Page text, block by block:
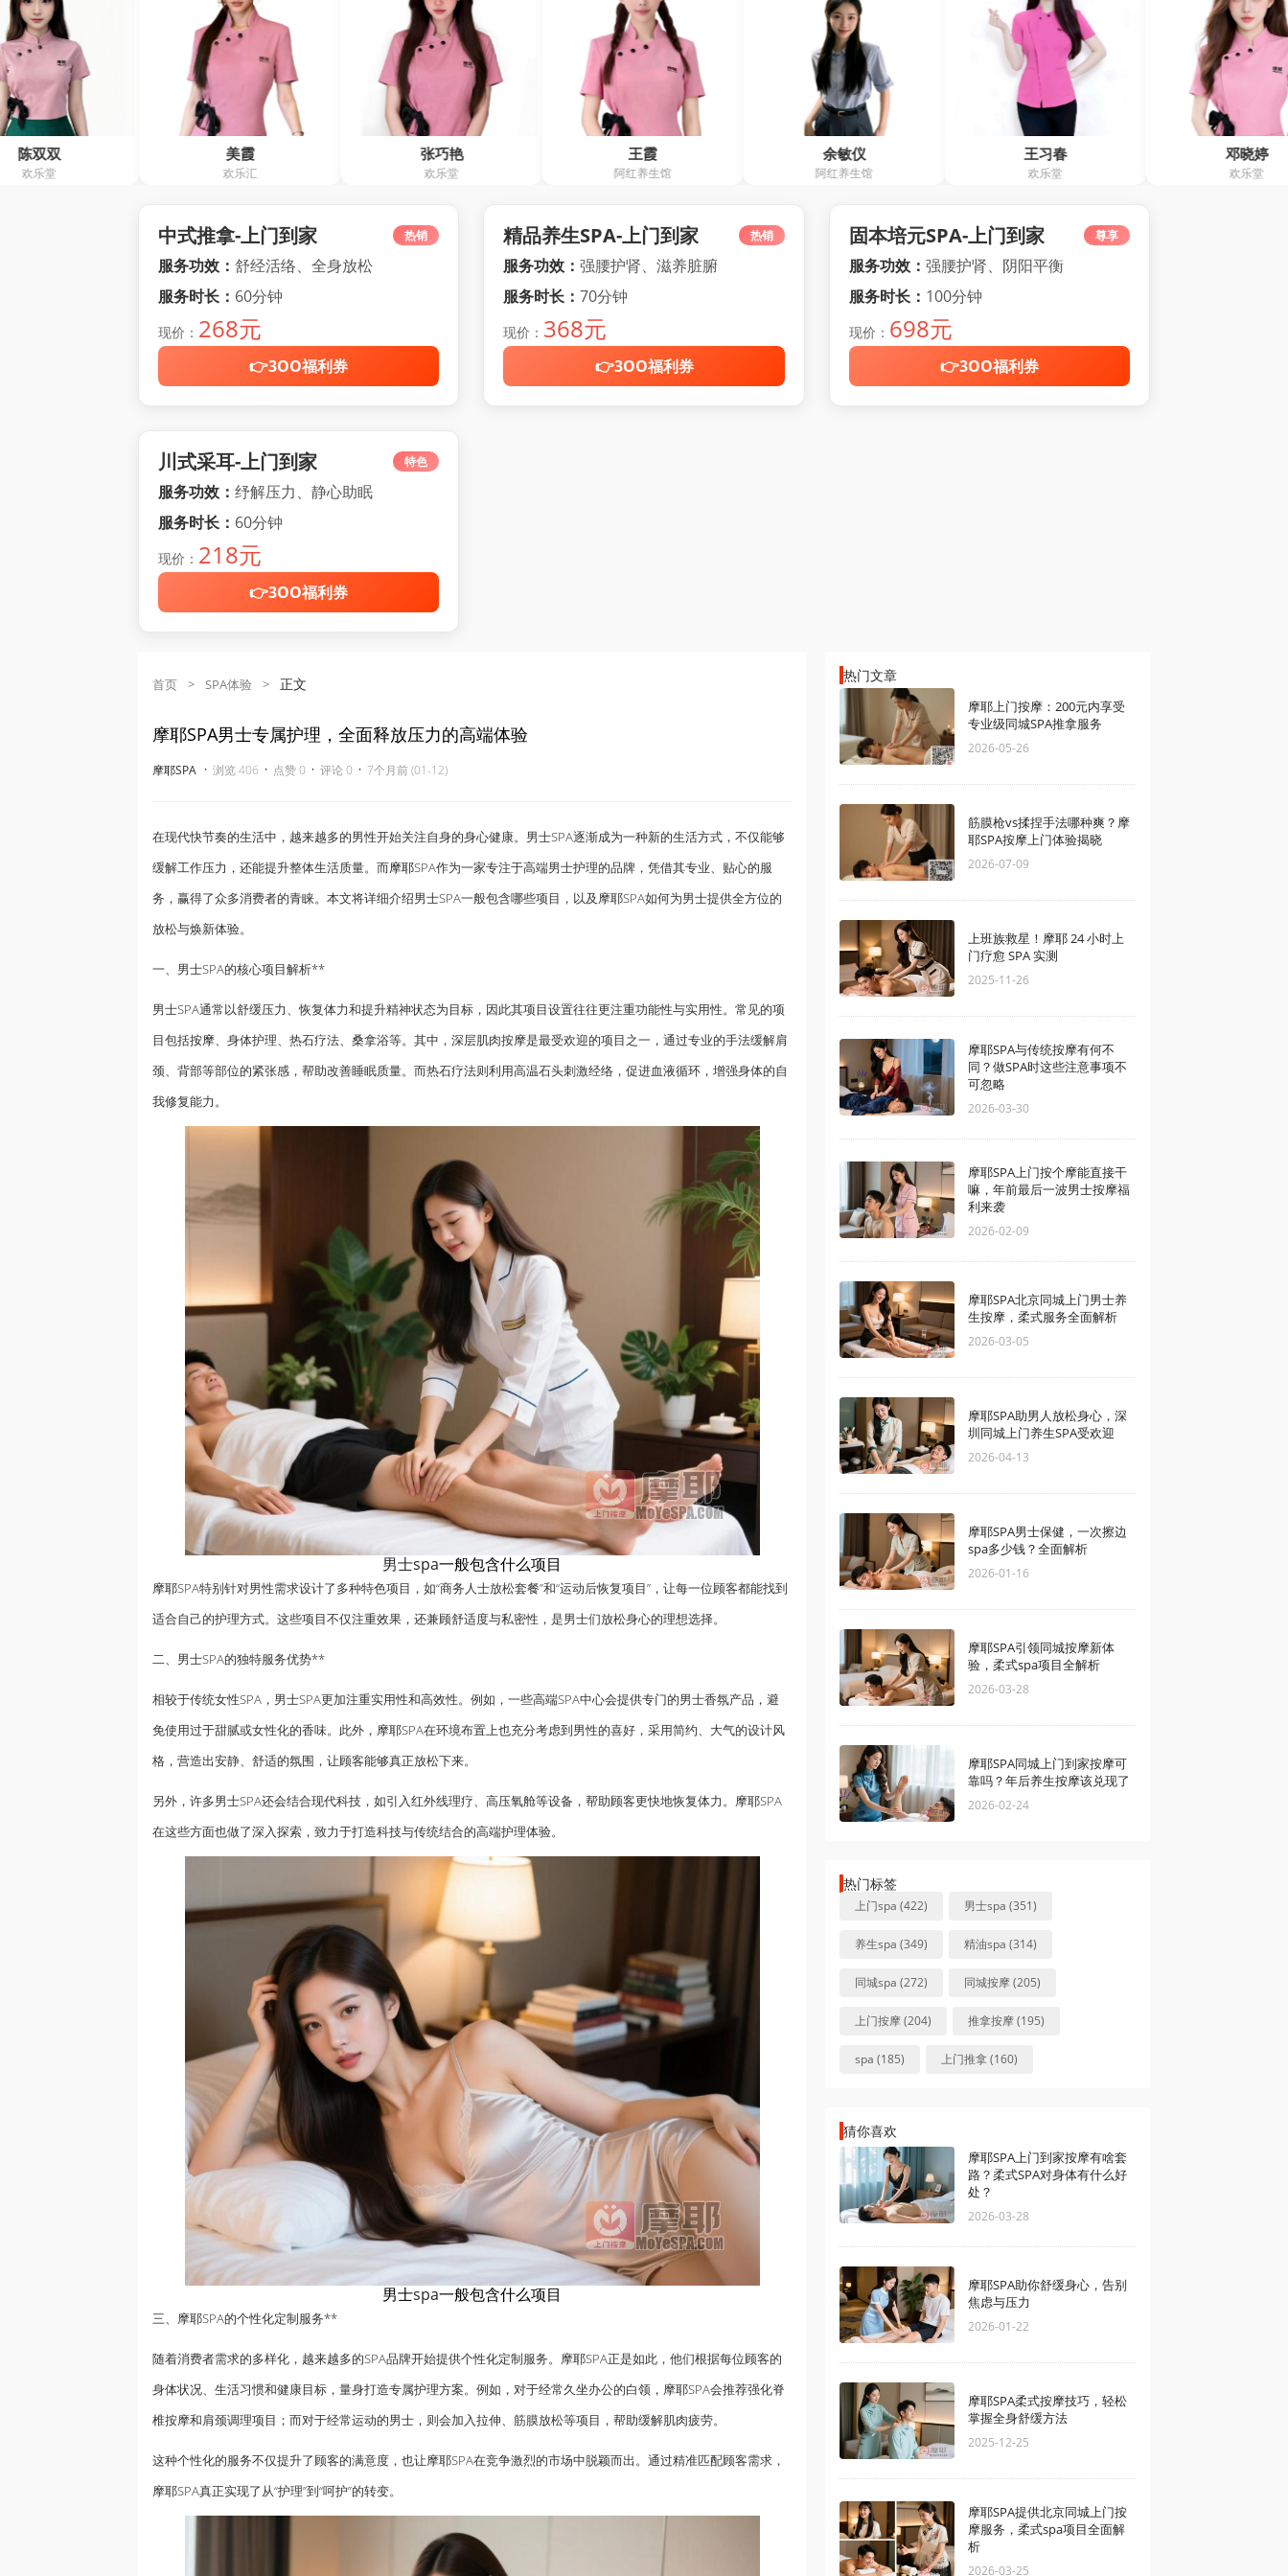
中式推拿-上门到家 热销
服务功效：舒经活络、全身放松
服务时长： 60分钟
现价： 268元
👉3OO福利券
精品养生SPA-上门到家 热销
服务功效：强腰护肾、滋养脏腑
服务时长：70分钟
现价： 368元
👉3OO福利券
固本培元SPA-上门到家 尊享
服务功效： 强腰护肾、阴阳平衡
服务时长： 100分钟
现价： 698元
👉3OO福利券
川式采耳-上门到家 特色
服务功效：纾解压力、静心助眠
服务时长： 60分钟
现价： 218元
👉3OO福利券
首页 > SPA体验 > 正文
摩耶SPA男士专属护理，全面释放压力的高端体验
摩耶SPA · 浏览 406 · 点赞 0 · 评论 0 · 7个月前 (01-12)
在现代快节奏的生活中，越来越多的男性开始关注自身的身心健康。男士SPA逐渐成为一种新的生活方式，不仅能够
缓解工作压力，还能提升整体生活质量。而摩耶SPA作为一家专注于高端男士护理的品牌，凭借其专业、贴心的服
务，赢得了众多消费者的青睐。本文将详细介绍男士SPA一般包含哪些项目，以及摩耶SPA如何为男士提供全方位的
放松与焕新体验。
一、男士SPA的核心项目解析**
男士SPA通常以舒缓压力、恢复体力和提升精神状态为目标，因此其项目设置往往更注重功能性与实用性。常见的项
目包括按摩、身体护理、热石疗法、桑拿浴等。其中，深层肌肉按摩是最受欢迎的项目之一，通过专业的手法缓解肩
颈、背部等部位的紧张感，帮助改善睡眠质量。而热石疗法则利用高温石头刺激经络，促进血液循环，增强身体的自
我修复能力。
男士spa一般包含什么项目
摩耶SPA特别针对男性需求设计了多种特色项目，如“商务人士放松套餐”和“运动后恢复项目”，让每一位顾客都能找到
适合自己的护理方式。这些项目不仅注重效果，还兼顾舒适度与私密性，是男士们放松身心的理想选择。
二、男士SPA的独特服务优势**
相较于传统女性SPA，男士SPA更加注重实用性和高效性。例如，一些高端SPA中心会提供专门的男士香氛产品，避
免使用过于甜腻或女性化的香味。此外，摩耶SPA在环境布置上也充分考虑到男性的喜好，采用简约、大气的设计风
格，营造出安静、舒适的氛围，让顾客能够真正放松下来。
另外，许多男士SPA还会结合现代科技，如引入红外线理疗、高压氧舱等设备，帮助顾客更快地恢复体力。摩耶SPA
在这些方面也做了深入探索，致力于打造科技与传统结合的高端护理体验。
男士spa一般包含什么项目
三、摩耶SPA的个性化定制服务**
随着消费者需求的多样化，越来越多的SPA品牌开始提供个性化定制服务。摩耶SPA正是如此，他们根据每位顾客的
身体状况、生活习惯和健康目标，量身打造专属护理方案。例如，对于经常久坐办公的白领，摩耶SPA会推荐强化脊
椎按摩和肩颈调理项目；而对于经常运动的男士，则会加入拉伸、筋膜放松等项目，帮助缓解肌肉疲劳。
这种个性化的服务不仅提升了顾客的满意度，也让摩耶SPA在竞争激烈的市场中脱颖而出。通过精准匹配顾客需求，
摩耶SPA真正实现了从“护理”到“呵护”的转变。
热门文章
摩耶上门按摩：200元内享受
专业级同城SPA推拿服务
2026-05-26
筋膜枪vs揉捏手法哪种爽？摩
耶SPA按摩上门体验揭晓
2026-07-09
上班族救星！摩耶 24 小时上
门疗愈 SPA 实测
2025-11-26
摩耶SPA与传统按摩有何不
同？做SPA时这些注意事项不
可忽略
2026-03-30
摩耶SPA上门按个摩能直接干
嘛，年前最后一波男士按摩福
利来袭
2026-02-09
摩耶SPA北京同城上门男士养
生按摩，柔式服务全面解析
2026-03-05
摩耶SPA助男人放松身心，深
圳同城上门养生SPA受欢迎
2026-04-13
摩耶SPA男士保健，一次擦边
spa多少钱？全面解析
2026-01-16
摩耶SPA引领同城按摩新体
验，柔式spa项目全解析
2026-03-28
摩耶SPA同城上门到家按摩可
靠吗？年后养生按摩该兑现了
2026-02-24
热门标签
上门spa (422) 男士spa (351)
养生spa (349) 精油spa (314)
同城spa (272) 同城按摩 (205)
上门按摩 (204) 推拿按摩 (195)
spa (185) 上门推拿 (160)
猜你喜欢
摩耶SPA上门到家按摩有啥套
路？柔式SPA对身体有什么好
处？
2026-03-28
摩耶SPA助你舒缓身心，告别
焦虑与压力
2026-01-22
摩耶SPA柔式按摩技巧，轻松
掌握全身舒缓方法
2025-12-25
摩耶SPA提供北京同城上门按
摩服务，柔式spa项目全面解
析
2026-03-25